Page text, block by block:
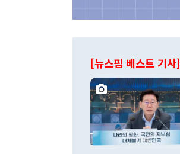
[뉴스핌 베스트 기사]